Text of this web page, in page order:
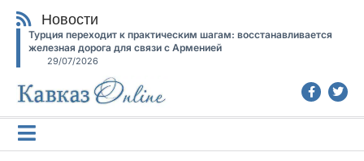
Новости
Турция переходит к практическим шагам: восстанавливается
железная дорога для связи с Арменией
29/07/2026